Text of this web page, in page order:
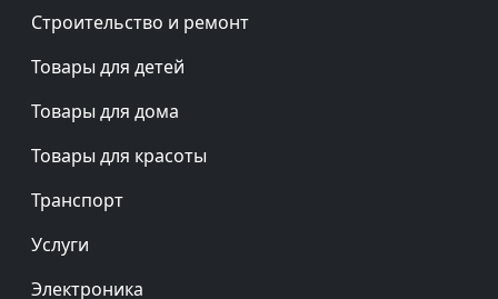
Строительство и ремонт
Товары для детей
Товары для дома
Товары для красоты
Транспорт
Услуги
Электроника